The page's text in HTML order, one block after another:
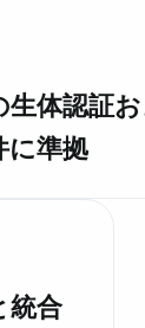
生体認証
に準拠
統合